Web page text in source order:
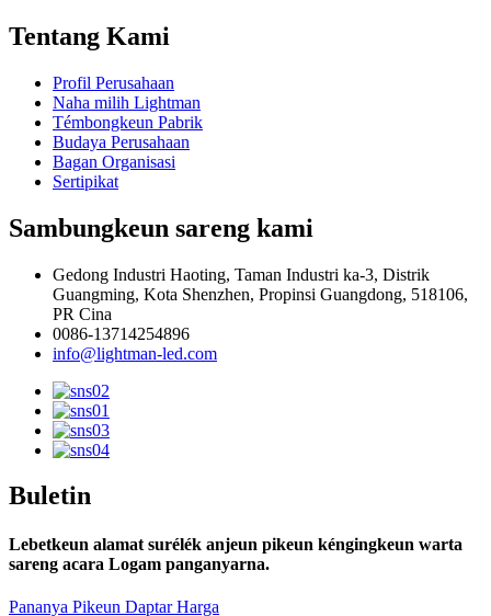
Tentang Kami
Profil Perusahaan
Naha milih Lightman
Témbongkeun Pabrik
Budaya Perusahaan
Bagan Organisasi
Sertipikat
Sambungkeun sareng kami
Gedong Industri Haoting, Taman Industri ka-3, Distrik
Guangming, Kota Shenzhen, Propinsi Guangdong, 518106,
PR Cina
0086-13714254896
info@lightman-led.com
Buletin
Lebetkeun alamat surélék anjeun pikeun kéngingkeun warta
sareng acara Logam panganyarna.
Pananya Pikeun Daptar Harga